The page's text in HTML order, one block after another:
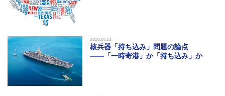
2026.07.23
核兵器「持ち込み」問題の論点
――「一時寄港」か「持ち込み」か